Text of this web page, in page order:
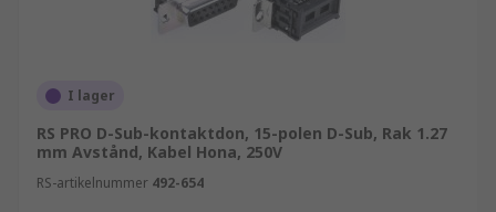
I lager
RS PRO D-Sub-kontaktdon, 15-polen D-Sub, Rak 1.27
mm Avstånd, Kabel Hona, 250V
RS-artikelnummer 492-654